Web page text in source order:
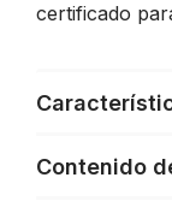
certificado
Contenido